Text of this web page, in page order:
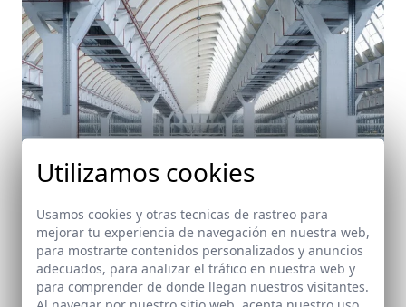
Remodelación de las Naves Intelhorce - Mayoral -
Visita 4
Málaga
Utilizamos cookies
Usamos cookies y otras tecnicas de rastreo para
mejorar tu experiencia de navegación en nuestra web,
para mostrarte contenidos personalizados y anuncios
adecuados, para analizar el tráfico en nuestra web y
para comprender de donde llegan nuestros visitantes.